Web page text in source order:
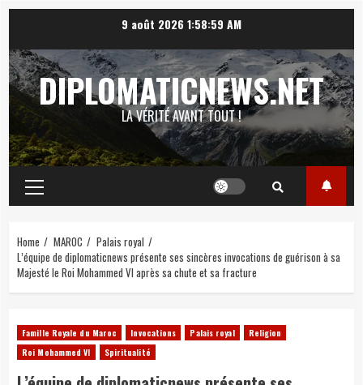
content
9 août 2026 1:59:00 AM
DIPLOMATICNEWS.NET
LA VÉRITÉ AVANT TOUT !
Primary
Menu
Home MAROC
Palais royal
L’équipe de diplomaticnews présente ses sincères invocations de guérison à sa
Majesté le Roi Mohammed VI après sa chute et sa fracture
Famille Royale du Maroc Invocations Palais royal
Religion
Roi Mohammed VI
Spiritualité